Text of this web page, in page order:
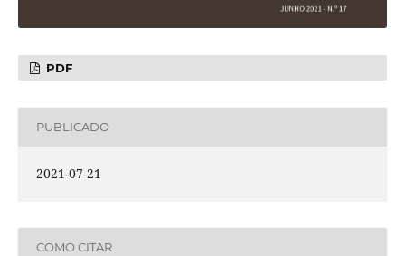
PDF
PUBLICADO
2021-07-21
COMO CITAR